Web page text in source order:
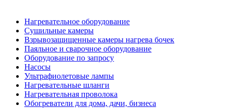
Нагревательное оборудование
Сушильные камеры
Взрывозащищенные камеры нагрева бочек
Паяльное и сварочное оборудование
Оборудование по запросу
Насосы
Ультрафиолетовые лампы
Нагревательные шланги
Нагревательная проволока
Обогреватели для дома, дачи, бизнеса